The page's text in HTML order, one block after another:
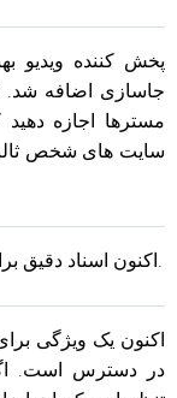
پخش کننده ویدیو
جاسازی اضافه شد.
مسترها اجازه
سایت های شخص ثالث
اکنون اسناد دقیق برای بلوک ها و پارامترهای آنها در دسترس است.
اکنون یک ویژگی
در دسترس است.